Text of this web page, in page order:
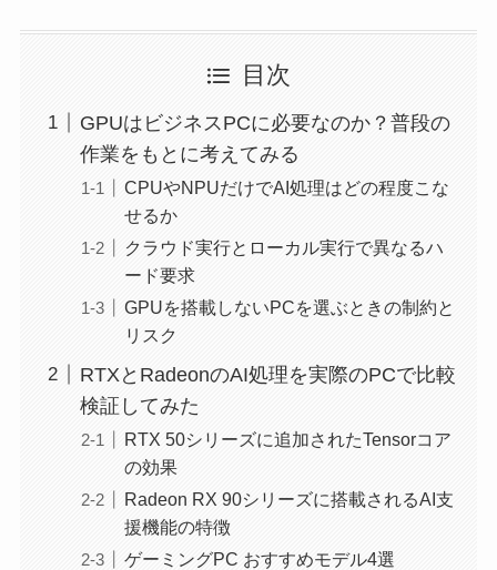
目次
GPUはビジネスPCに必要なのか？普段の
作業をもとに考えてみる
CPUやNPUだけでAI処理はどの程度こな
せるか
クラウド実行とローカル実行で異なるハ
ード要求
GPUを搭載しないPCを選ぶときの制約と
リスク
RTXとRadeonのAI処理を実際のPCで比較
検証してみた
RTX 50シリーズに追加されたTensorコア
の効果
Radeon RX 90シリーズに搭載されるAI支
援機能の特徴
ゲーミングPC おすすめモデル4選